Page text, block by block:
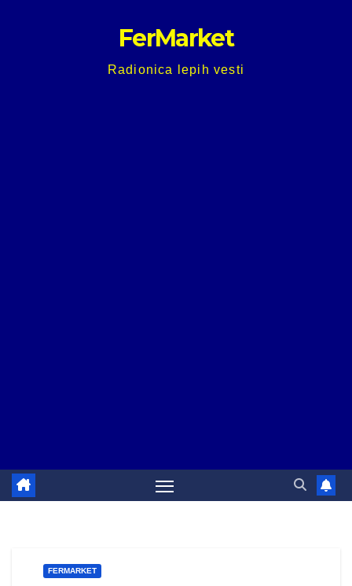
FerMarket
Radionica lepih vesti
FERMARKET